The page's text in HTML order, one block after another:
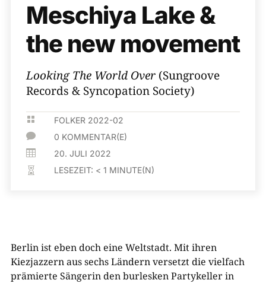
Meschiya Lake &
the new movement
Looking The World Over (Sungroove
Records & Syncopation Society)
 FOLKER 2022-02
 0 KOMMENTAR(E)
 20. JULI 2022
 LESEZEIT: < 1 MINUTE(N)
Berlin ist eben doch eine Weltstadt. Mit ihren
Kiezjazzern aus sechs Ländern versetzt die vielfach
prämierte Sängerin den burlesken Partykeller in